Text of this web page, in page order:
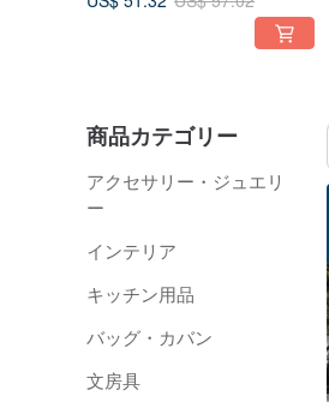
商品カテゴリー
アクセサリー・ジュエリ
ー
インテリア
キッチン用品
バッグ・カバン
文房具